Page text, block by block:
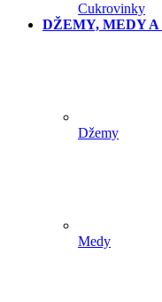
Cukrovinky
DŽEMY, MEDY
Džemy
Medy